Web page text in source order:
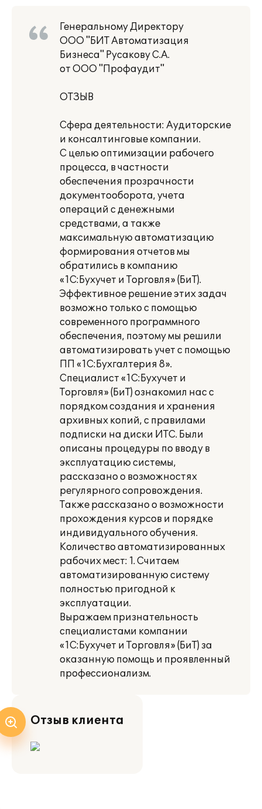
Генеральному Директору
ООО "БИТ Автоматизация
Бизнеса" Русакову С.А.
от ООО "Профаудит"
ОТЗЫВ
Сфера деятельности: Аудиторские
и консалтинговые компании.
С целью оптимизации рабочего
процесса, в частности
обеспечения прозрачности
документооборота, учета
операций с денежными
средствами, а также
максимальную автоматизацию
формирования отчетов мы
обратились в компанию
«1С:Бухучет и Торговля» (БиТ).
Эффективное решение этих задач
возможно только с помощью
современного программного
обеспечения, поэтому мы решили
автоматизировать учет с помощью
ПП «1С:Бухгалтерия 8».
Специалист «1С:Бухучет и
Торговля» (БиТ) ознакомил нас с
порядком создания и хранения
архивных копий, с правилами
подписки на диски ИТС. Были
описаны процедуры по вводу в
эксплуатацию системы,
рассказано о возможностях
регулярного сопровождения.
Также рассказано о возможности
прохождения курсов и порядке
индивидуального обучения.
Количество автоматизированных
рабочих мест: 1. Считаем
автоматизированную систему
полностью пригодной к
эксплуатации.
Выражаем признательность
специалистами компании
«1С:Бухучет и Торговля» (БиТ) за
оказанную помощь и проявленный
профессионализм.
Отзыв клиента